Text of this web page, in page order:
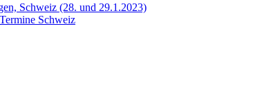
Schweiz (28. und 29.1.2023)
Termine Schweiz